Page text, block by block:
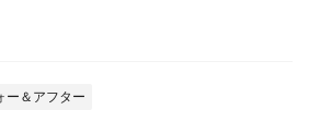
ー＆アフター